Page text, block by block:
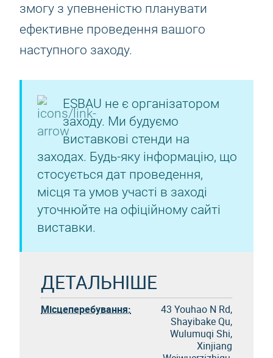
змогу з упевненістю планувати
ефективне проведення вашого
наступного заходу.
ESBAU не є організатором
заходу. Ми будуємо
виставкові стенди на
заходах. Будь-яку інформацію, що
стосується дат проведення,
місця та умов участі в заході
уточнюйте на офіційному сайті
виставки.
ДЕТАЛЬНІШЕ
Місцеперебування:
43 Youhao N Rd,
Shayibake Qu,
Wulumuqi Shi,
Xinjiang